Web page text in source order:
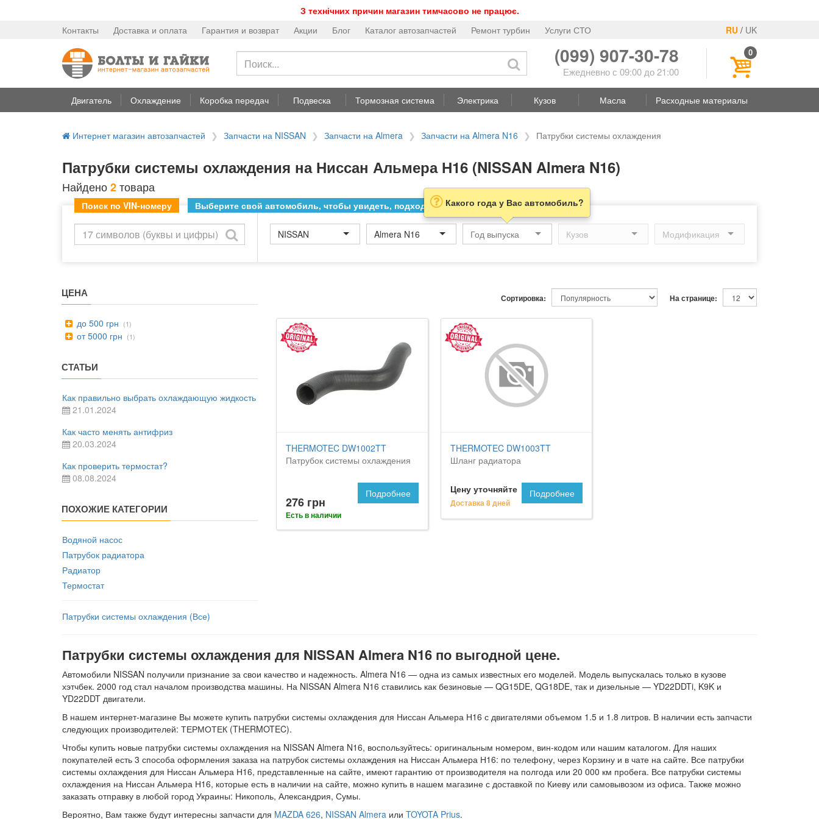
З технічних причин магазин тимчасово не працює.
RU / UK
Контакты Доставка и оплата Гарантия и возврат Акции Блог Каталог автозапчастей Ремонт турбин Услуги СТО
(099) 907-30-78
Ежедневно с 09:00 до 21:00
0
Двигатель Охлаждение Коробка передач Подвеска Тормозная система Электрика Кузов Масла Расходные материалы
Интернет магазин автозапчастей Запчасти на NISSAN Запчасти на Almera Запчасти на Almera N16 Патрубки системы охлаждения
Патрубки системы охлаждения на Ниссан Альмера Н16 (NISSAN Almera N16)
Найдено2товара
Поиск по VIN-номеру Выберите свой автомобиль, чтобы увидеть, подходит ли товар к нему
NISSAN Almera N16
Какого года у Вас автомобиль?
ЦЕНА
до 500 грн (1)
от 5000 грн (1)
СТАТЬИ
Как правильно выбрать охлаждающую жидкость
21.01.2024
Как часто менять антифриз
20.03.2024
Как проверить термостат?
08.08.2024
ПОХОЖИЕ КАТЕГОРИИ
Водяной насос
Патрубок радиатора
Радиатор
Термостат
Патрубки системы охлаждения (Все)
На странице:
Сортировка:
THERMOTEC DW1002TT
Патрубок системы охлаждения
276 грн
Есть в наличии
Подробнее
THERMOTEC DW1003TT
Шланг радиатора
Цену уточняйте
Доставка 8 дней
Подробнее
Патрубки системы охлаждения для NISSAN Almera N16 по выгодной цене.
Автомобили NISSAN получили признание за свои качество и надежность. Almera N16 — одна из самых известных его моделей. Модель выпускалась только в кузове
хэтчбек. 2000 год стал началом производства машины. На NISSAN Almera N16 ставились как безиновые — QG15DE, QG18DE, так и дизельные — YD22DDTi, K9K и
YD22DDT двигатели.
В нашем интернет-магазине Вы можете купить патрубки системы охлаждения для Ниссан Альмера Н16 с двигателями объемом 1.5 и 1.8 литров. В наличии есть запчасти
следующих производителей: ТЕРМОТЕК (THERMOTEC).
Чтобы купить новые патрубки системы охлаждения на NISSAN Almera N16, воспользуйтесь: оригинальным номером, вин-кодом или нашим каталогом. Для наших
покупателей есть 3 способа оформления заказа на патрубок системы охлаждения на Ниссан Альмера Н16: по телефону, через Корзину и в чате на сайте. Все патрубки
системы охлаждения для Ниссан Альмера Н16, представленные на сайте, имеют гарантию от производителя на полгода или 20 000 км пробега. Все патрубки системы
охлаждения на Ниссан Альмера Н16, которые есть в наличии на сайте, можно купить в нашем магазине с доставкой по Киеву или самовывозом из офиса. Также можно
заказать отправку в любой город Украины: Никополь, Александрия, Сумы.
Вероятно, Вам также будут интересны запчасти для MAZDA 626, NISSAN Almera или TOYOTA Prius.